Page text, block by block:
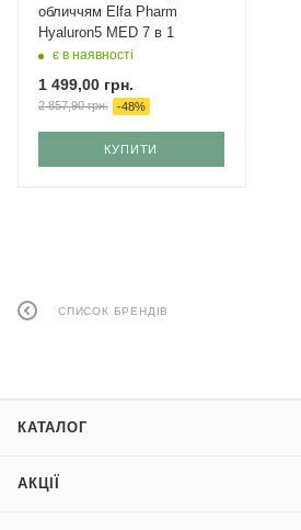
обличчям Elfa Pharm
Hyaluron5 MED 7 в 1
є в наявності
1 499,00 грн.
2 857,90грн. -48%
КУПИТИ
СПИСОК БРЕНДІВ
КАТАЛОГ
АКЦІЇ